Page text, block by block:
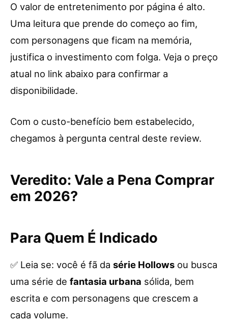
O valor de entretenimento por página é alto.
Uma leitura que prende do começo ao fim,
com personagens que ficam na memória,
justifica o investimento com folga. Veja o preço
atual no link abaixo para confirmar a
disponibilidade.
Com o custo-benefício bem estabelecido,
chegamos à pergunta central deste review.
Veredito: Vale a Pena Comprar
em 2026?
Para Quem É Indicado
✅ Leia se: você é fã da série Hollows ou busca
uma série de fantasia urbana sólida, bem
escrita e com personagens que crescem a
cada volume.